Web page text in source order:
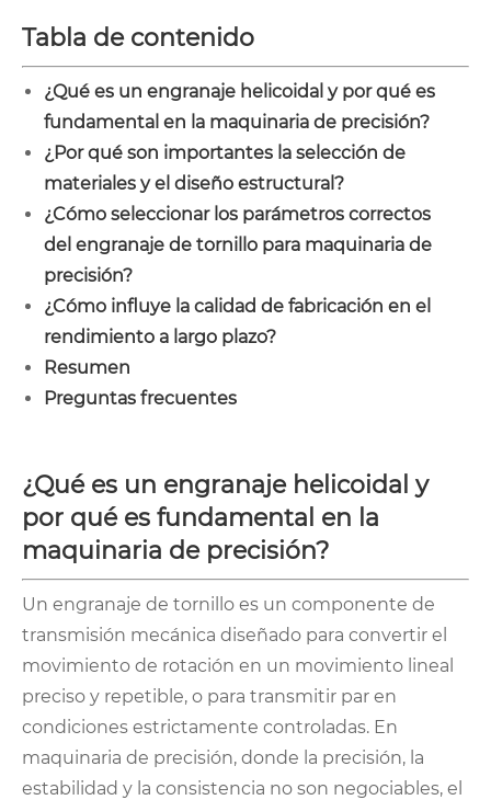
Tabla de contenido
¿Qué es un engranaje helicoidal y por qué es
fundamental en la maquinaria de precisión?
¿Por qué son importantes la selección de
materiales y el diseño estructural?
¿Cómo seleccionar los parámetros correctos
del engranaje de tornillo para maquinaria de
precisión?
¿Cómo influye la calidad de fabricación en el
rendimiento a largo plazo?
Resumen
Preguntas frecuentes
¿Qué es un engranaje helicoidal y
por qué es fundamental en la
maquinaria de precisión?
Un engranaje de tornillo es un componente de
transmisión mecánica diseñado para convertir el
movimiento de rotación en un movimiento lineal
preciso y repetible, o para transmitir par en
condiciones estrictamente controladas. En
maquinaria de precisión, donde la precisión, la
estabilidad y la consistencia no son negociables, el